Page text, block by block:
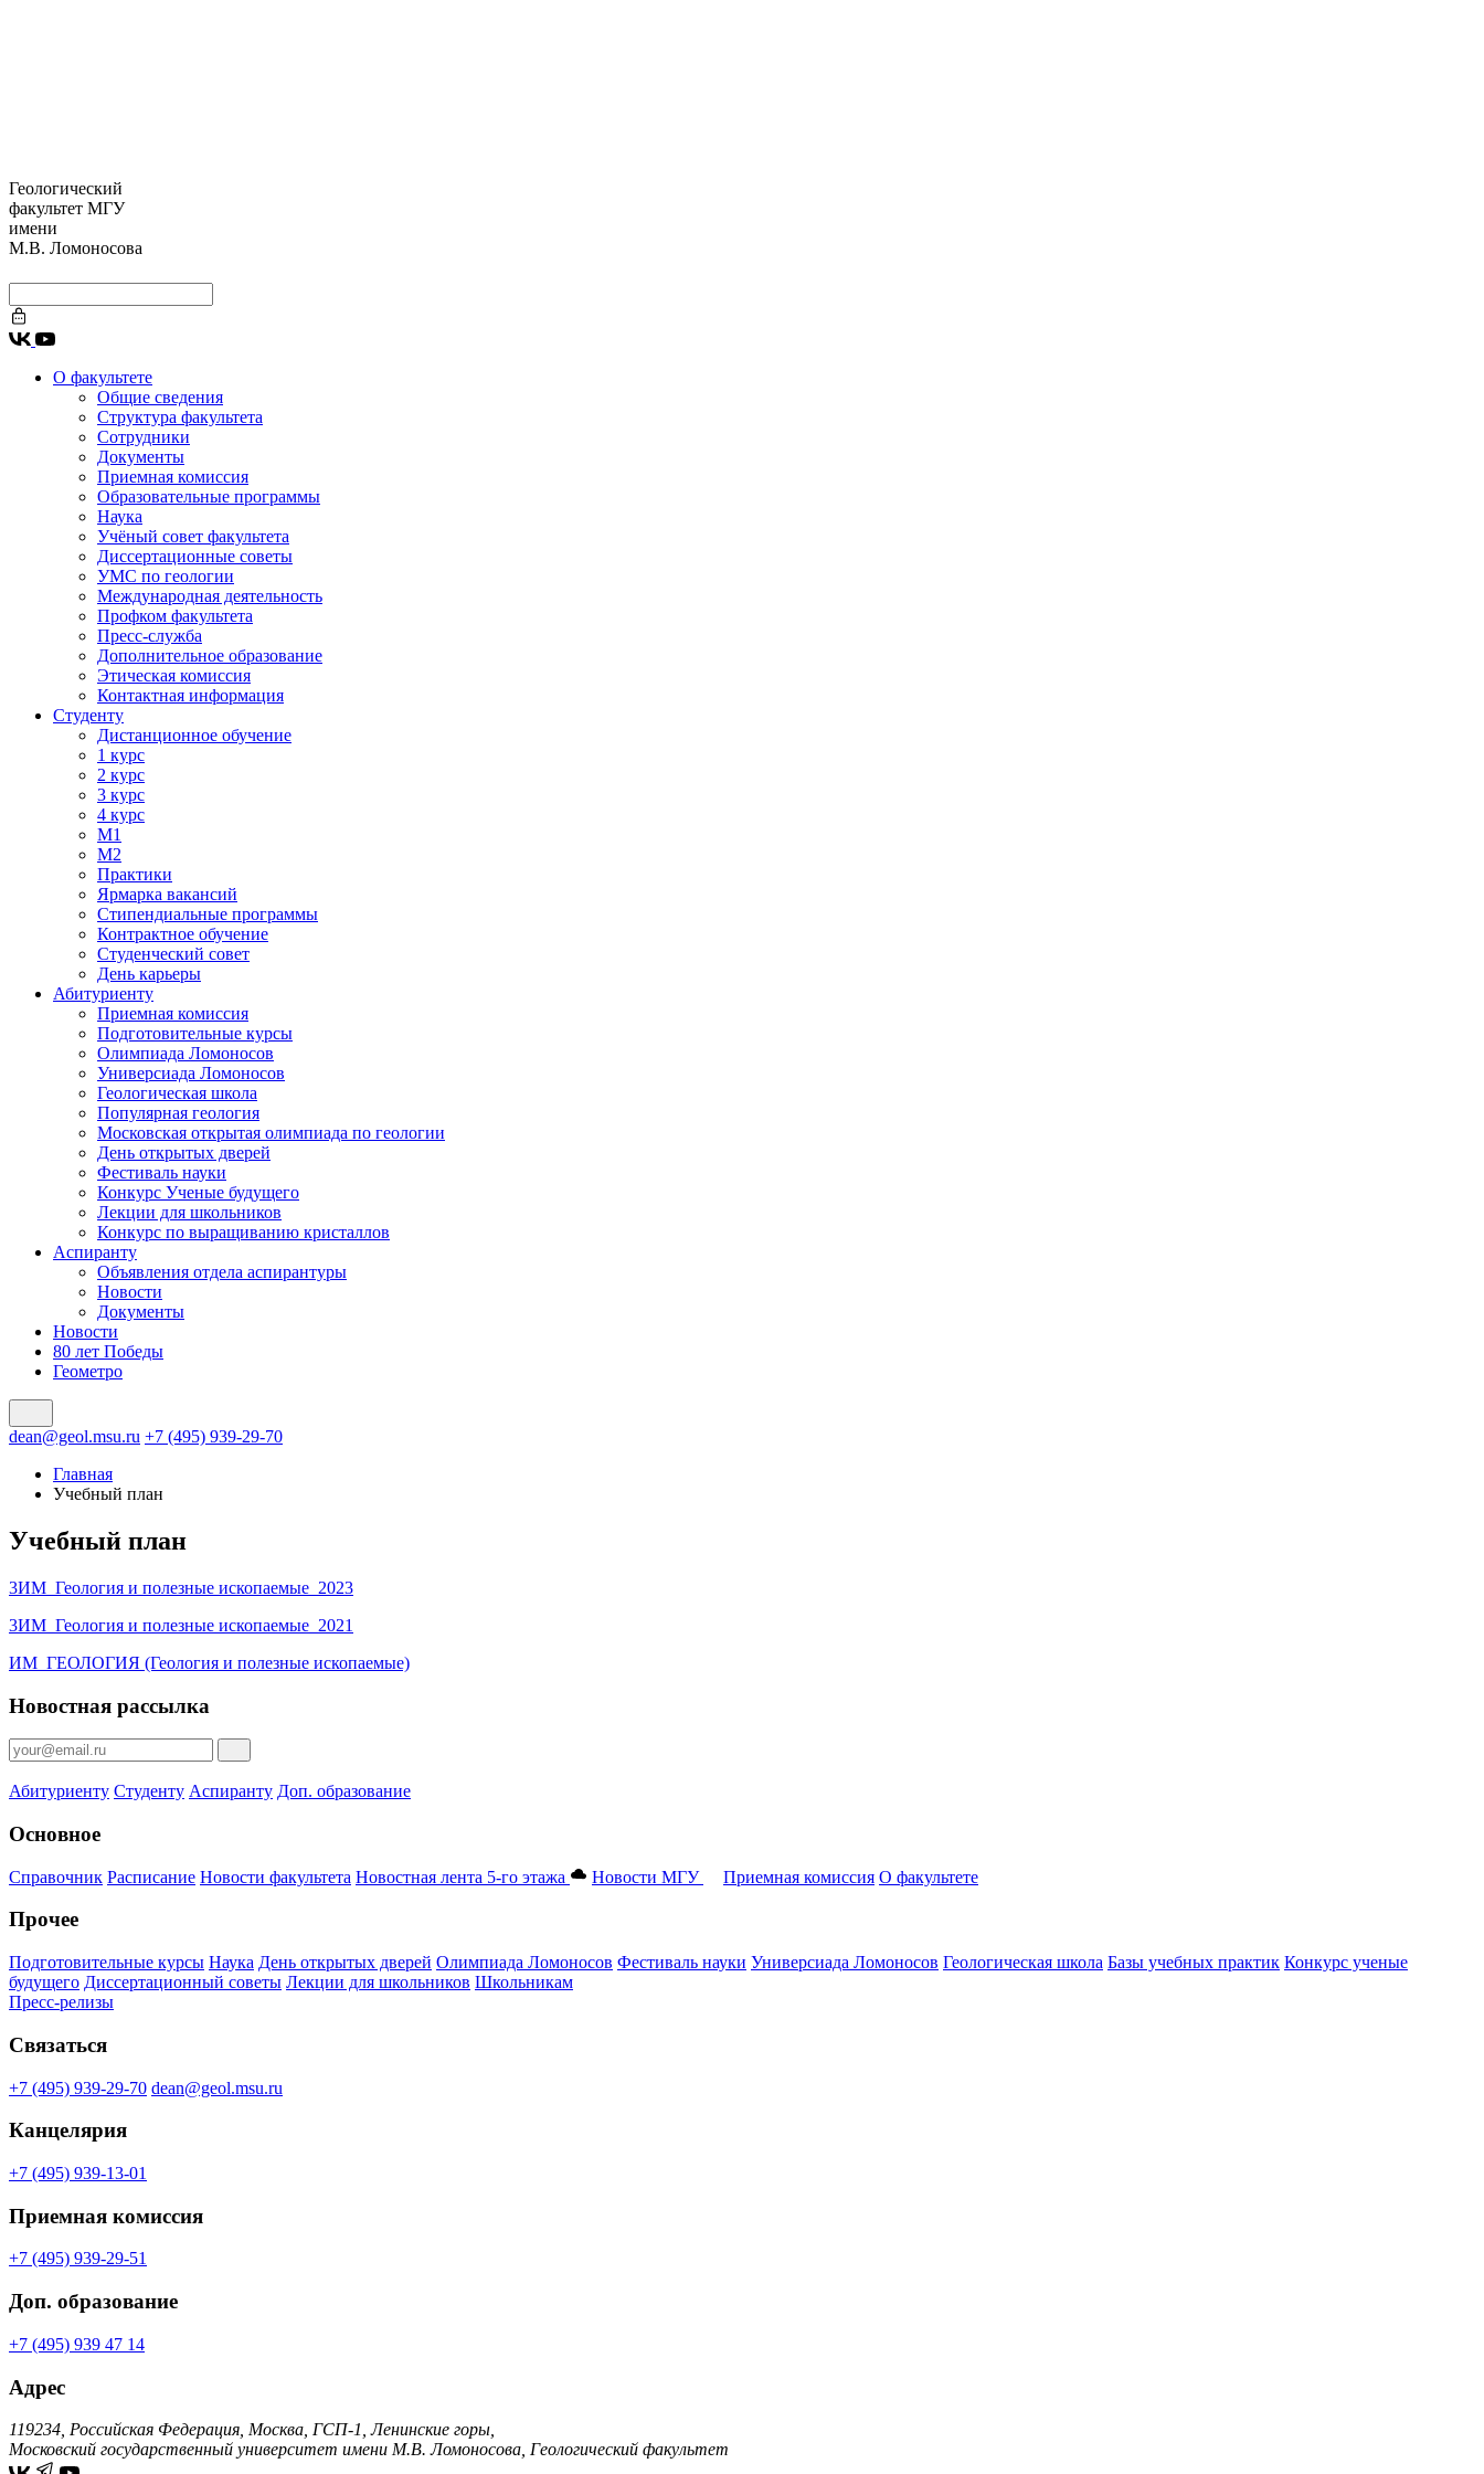
Геологический
факультет МГУ
имени
М.В. Ломоносова
О факультете
Общие сведения
Структура факультета
Сотрудники
Документы
Приемная комиссия
Образовательные программы
Наука
Учёный совет факультета
Диссертационные советы
УМС по геологии
Международная деятельность
Профком факультета
Пресс-служба
Дополнительное образование
Этическая комиссия
Контактная информация
Студенту
Дистанционное обучение
1 курс
2 курс
3 курс
4 курс
М1
М2
Практики
Ярмарка вакансий
Стипендиальные программы
Контрактное обучение
Студенческий совет
День карьеры
Абитуриенту
Приемная комиссия
Подготовительные курсы
Олимпиада Ломоносов
Универсиада Ломоносов
Геологическая школа
Популярная геология
Московская открытая олимпиада по геологии
День открытых дверей
Фестиваль науки
Конкурс Ученые будущего
Лекции для школьников
Конкурс по выращиванию кристаллов
Аспиранту
Объявления отдела аспирантуры
Новости
Документы
Новости
80 лет Победы
Геометро
dean@geol.msu.ru +7 (495) 939-29-70
Главная
Учебный план
Учебный план
3ИМ_Геология и полезные ископаемые_2023
3ИМ_Геология и полезные ископаемые_2021
ИМ_ГЕОЛОГИЯ (Геология и полезные ископаемые)
Новостная рассылка
Абитуриенту Студенту Аспиранту Доп. образование
Основное
Справочник Расписание Новости факультета Новостная лента 5-го этажа Новости МГУ Приемная комиссия О факультете
Прочее
Подготовительные курсы Наука День открытых дверей Олимпиада Ломоносов Фестиваль науки Универсиада Ломоносов Геологическая школа Базы учебных практик Конкурс ученые
будущего Диссертационный советы Лекции для школьников Школьникам
Пресс-релизы
Связаться
+7 (495) 939-29-70 dean@geol.msu.ru
Канцелярия
+7 (495) 939-13-01
Приемная комиссия
+7 (495) 939-29-51
Доп. образование
+7 (495) 939 47 14
Адрес
119234, Российская Федерация, Москва, ГСП-1, Ленинские горы,
Московский государственный университет имени М.В. Ломоносова, Геологический факультет